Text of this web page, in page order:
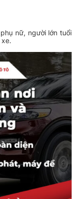
nữ, người lớn tuổi